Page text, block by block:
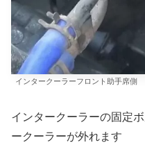
インタークーラーフロント助手席側
インタークーラーの固定
ークーラーが外れます